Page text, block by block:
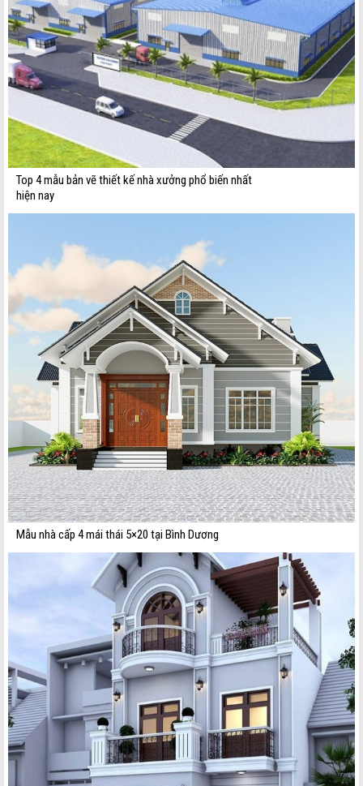
Top 4 mẫu bản vẽ thiết kế nhà xưởng phổ biến nhất
hiện nay
Mẫu nhà cấp 4 mái thái 5×20 tại Bình Dương